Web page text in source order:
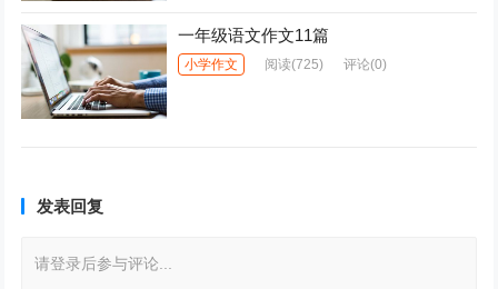
一年级语文作文11篇
小学作文 阅读(725) 评论(0)
发表回复
请登录后参与评论...